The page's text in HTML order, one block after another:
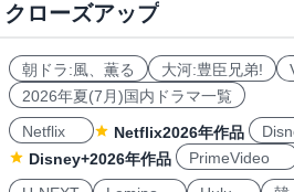
クローズアップ
朝ドラ:風、薫る 大河:豊臣兄弟!
2026年夏(7月)国内ドラマ一覧
Netflix
Netflix2026年作品
Disney+2026年作品
PrimeVideo